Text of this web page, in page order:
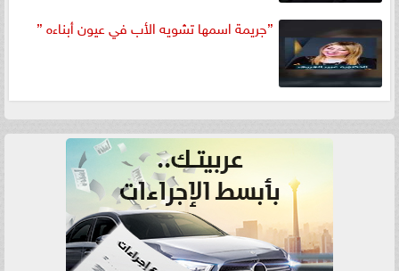
”جريمة اسمها تشويه الأب في عيون أبناءه ”